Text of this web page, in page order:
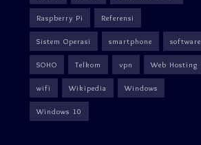
Raspberry Pi Referensi
Sistem Operasi smartphone software
SOHO Telkom vpn Web Hosting
wifi Wikipedia Windows
Windows 10